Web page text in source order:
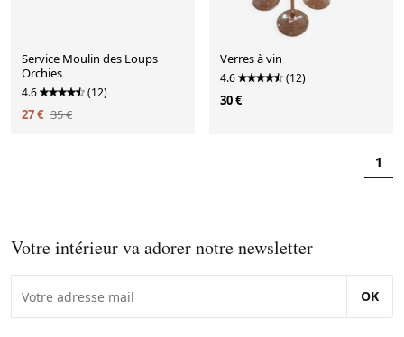
Service Moulin des Loups
Orchies
4.6 (12)
27 € 35 €
Verres à vin
4.6 (12)
30 €
1
Votre intérieur va adorer notre newsletter
OK